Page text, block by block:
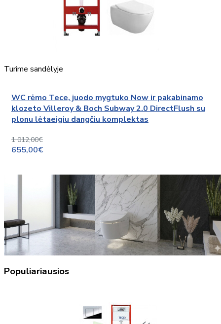
Turime sandėlyje
WC rėmo Tece, juodo mygtuko Now ir pakabinamo
klozeto Villeroy & Boch Subway 2.0 DirectFlush su
plonu lėtaeigiu dangčiu komplektas
1 012,00€
655,00€
Populiariausios